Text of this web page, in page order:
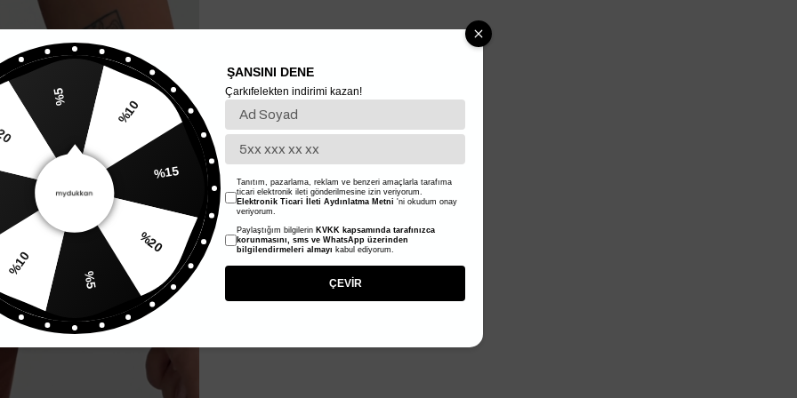
%10
%20
ŞANSINI DENE
Çarkıfelekten indirimi kazan!
Tanıtım, pazarlama, reklam ve benzeri amaçlarla tarafıma
ticari elektronik ileti gönderilmesine izin veriyorum.
Elektronik Ticari İleti Aydınlatma Metni 'ni okudum onay
veriyorum.
Paylaştığım bilgilerin KVKK kapsamında tarafınızca
korunmasını, sms ve WhatsApp üzerinden
bilgilendirmeleri almayı kabul ediyorum.
ÇEVİR